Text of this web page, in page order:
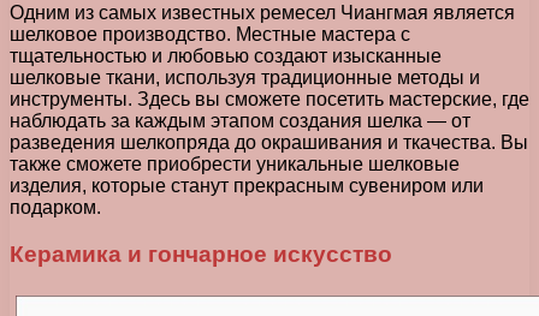
Одним из самых известных ремесел Чиангмая является
шелковое производство. Местные мастера с
тщательностью и любовью создают изысканные
шелковые ткани, используя традиционные методы и
инструменты. Здесь вы сможете посетить мастерские, где
наблюдать за каждым этапом создания шелка — от
разведения шелкопряда до окрашивания и ткачества. Вы
также сможете приобрести уникальные шелковые
изделия, которые станут прекрасным сувениром или
подарком.
Керамика и гончарное искусство